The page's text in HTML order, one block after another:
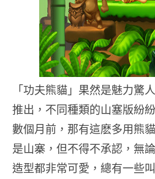
「功夫熊貓」果然是魅力驚
推出，不同種類的山塞版紛
數個月前，那有這麽多用熊
是山寨，但不得不承認，無
造型都非常可愛，總有一些